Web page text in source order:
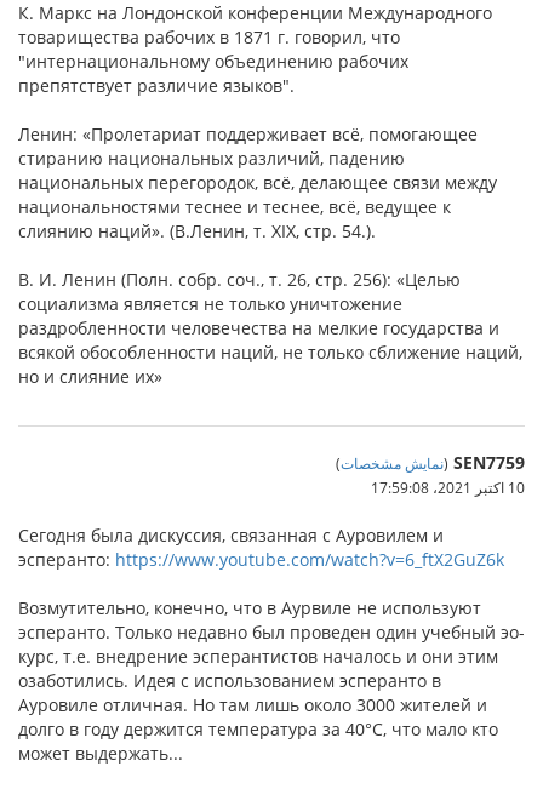
К. Маркс на Лондонской конференции Международного
товарищества рабочих в 1871 г. говорил, что
"интернациональному объединению рабочих
препятствует различие языков".
Ленин: «Пролетариат поддерживает всё, помогающее
стиранию национальных различий, падению
национальных перегородок, всё, делающее связи между
национальностями теснее и теснее, всё, ведущее к
слиянию наций». (В.Ленин, т. XIX, стр. 54.).
В. И. Ленин (Полн. собр. соч., т. 26, стр. 256): «Целью
социализма является не только уничтожение
раздробленности человечества на мелкие государства и
всякой обособленности наций, не только сближение наций,
но и слияние их»
SEN7759
(نمایش مشخصات)
10 اکتبر 2021،‏ 17:59:08
Сегодня была дискуссия, связанная с Ауровилем и
эсперанто: https://www.youtube.com/watch?v=6_ftX2GuZ6k
Возмутительно, конечно, что в Аурвиле не используют
эсперанто. Только недавно был проведен один учебный эо-
курс, т.е. внедрение эсперантистов началось и они этим
озаботились. Идея с использованием эсперанто в
Ауровиле отличная. Но там лишь около 3000 жителей и
долго в году держится температура за 40°C, что мало кто
может выдержать...